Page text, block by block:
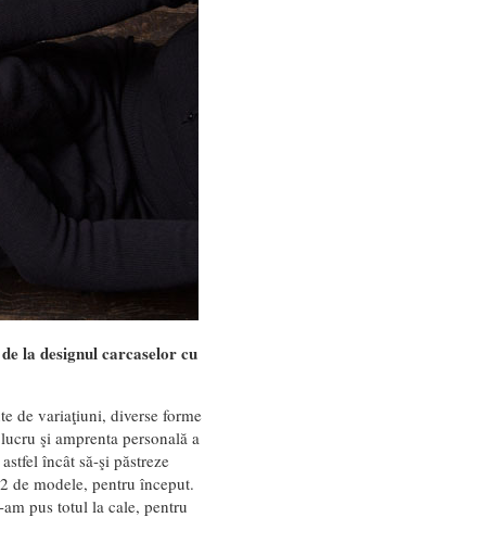
la designul carcaselor cu
de variaţiuni, diverse forme
şi amprenta personală a
încât să-şi păstreze
de modele, pentru început.
pus totul la cale, pentru